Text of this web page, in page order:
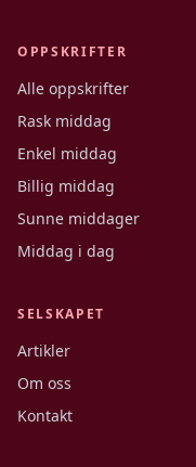
OPPSKRIFTER
Alle oppskrifter
Rask middag
Enkel middag
Billig middag
Sunne middager
Middag i dag
SELSKAPET
Artikler
Om oss
Kontakt